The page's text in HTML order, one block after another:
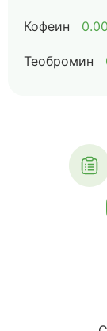
Кофеин
Теобромин